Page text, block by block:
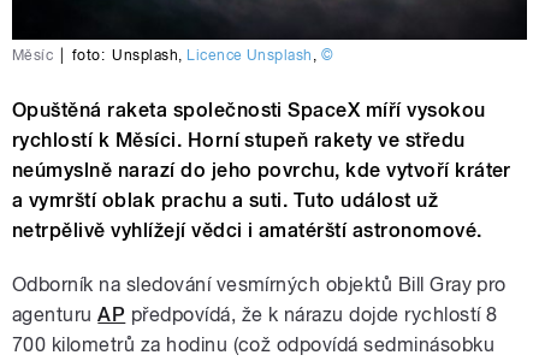
Měsíc foto: Unsplash Licence Unsplash ©
Opuštěná raketa společnosti SpaceX míří vysokou
rychlostí k Měsíci. Horní stupeň rakety ve středu
neúmyslně narazí do jeho povrchu, kde vytvoří kráter
a vymrští oblak prachu a suti. Tuto událost už
netrpělivě vyhlížejí vědci i amatérští astronomové.
Odborník na sledování vesmírných objektů Bill Gray pro
agenturuAP předpovídá, že k nárazu dojde rychlostí 8
700 kilometrů za hodinu (což odpovídá sedminásobku